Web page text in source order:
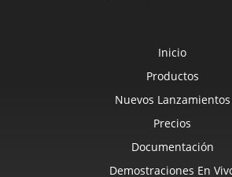
Inicio
Productos
Nuevos Lanzamientos
Precios
Documentación
Demostraciones En